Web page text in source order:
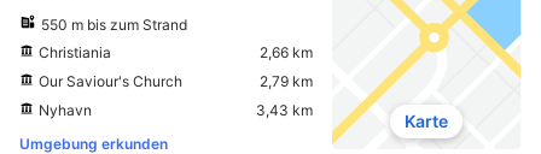
550 m bis zum Strand
Christiania
2,66 km
Our Saviour's Church
2,79 km
Nyhavn
3,43 km
Umgebung erkunden
Karte